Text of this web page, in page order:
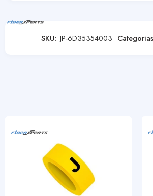
SKU: JP-6D35354003